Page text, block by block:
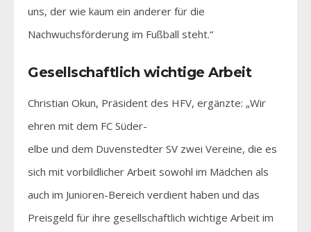
uns, der wie kaum ein anderer für die
Nachwuchsförderung im Fußball steht.“
Gesellschaftlich wichtige Arbeit
Christian Okun, Präsident des HFV, ergänzte: „Wir
ehren mit dem FC Süder-
elbe und dem Duvenstedter SV zwei Vereine, die es
sich mit vorbildlicher Arbeit sowohl im Mädchen als
auch im Junioren-Bereich verdient haben und das
Preisgeld für ihre gesellschaftlich wichtige Arbeit im